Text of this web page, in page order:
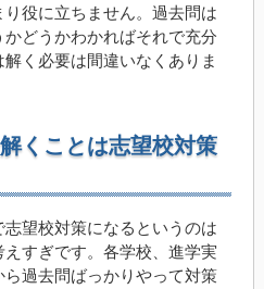
役に立ちません。過去問は
どうかわかればそれで充分
く必要は間違いなくありま
くことは志望校対策
望校対策になるというのは
すぎです。各学校、進学実
過去問ばっかりやって対策